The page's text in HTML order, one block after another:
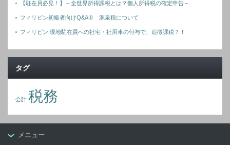
【駐在員必見！】～全世界所得課税とは？個人所得税の確定申告～
フィリピン初級者向けQ&A① 源泉税について
フィリピン 現地駐在員への社宅・社用車の付与で、追徴課税？！
タグ
会計 税務
メニュー